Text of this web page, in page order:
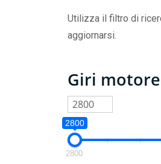
Utilizza il filtro di
aggiornarsi.
Giri motore
2800
2800